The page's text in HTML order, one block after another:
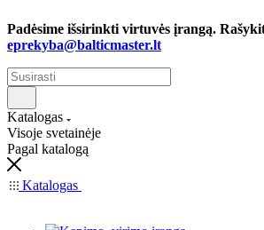
Padėsime išsirinkti virtuvės įrangą.
eprekyba@balticmaster.lt
Katalogas
Visoje svetainėje
Pagal katalogą
Katalogas